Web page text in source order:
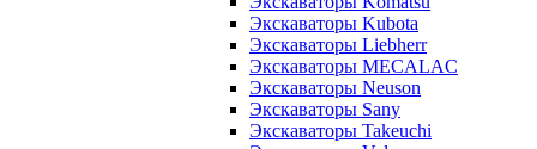
Экскаваторы Kubota
Экскаваторы Liebherr
Экскаваторы MECALAC
Экскаваторы Neuson
Экскаваторы Sany
Экскаваторы Takeuchi